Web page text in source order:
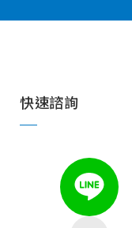
快速諮詢